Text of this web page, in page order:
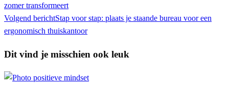
zomer transformeert
Volgend berichtStap voor stap: plaats je staande bureau voor een
ergonomisch thuiskantoor
Dit vind je misschien ook leuk